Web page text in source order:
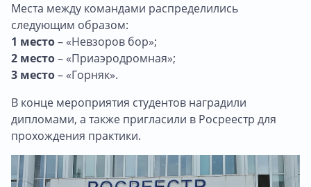
Места между командами распределились
следующим образом:
1 место– «Невзоров бор»;
2 место– «Приаэродромная»;
3 место– «Горняк».
В конце мероприятия студентов наградили
дипломами, а также пригласили в Росреестр для
прохождения практики.